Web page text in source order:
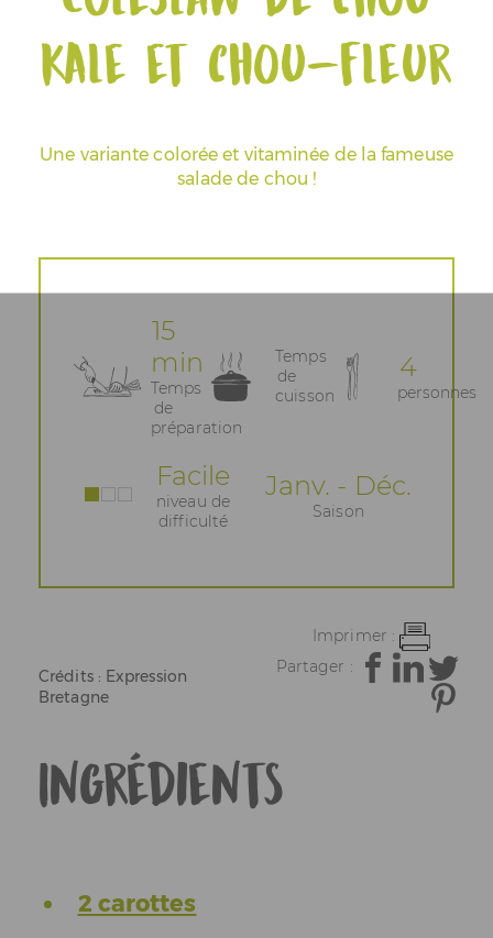
Espace Pros & Presse
kale et chou-fleur
Une variante colorée et vitaminée de la fameuse
salade de chou !
15
min
Temps
de
préparation
Temps
de
cuisson
4
personnes
Facile
niveau de
difficulté
Janv. - Déc.
Saison
Crédits : Expression
Bretagne
Imprimer :
Partager :
Ingrédients
2 carottes